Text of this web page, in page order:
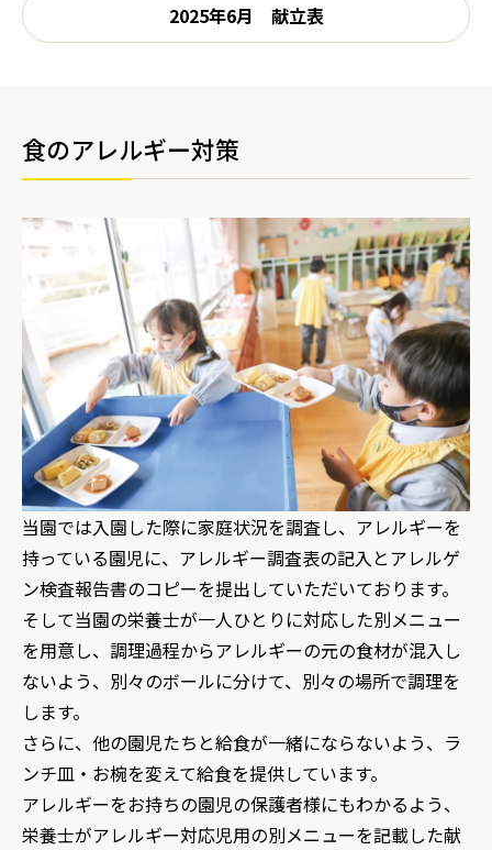
2025年6月 献立表
食のアレルギー対策
当園では入園した際に家庭状況を調査し、アレルギーを
持っている園児に、アレルギー調査表の記入とアレルゲ
ン検査報告書のコピーを提出していただいております。
そして当園の栄養士が一人ひとりに対応した別メニュー
を用意し、調理過程からアレルギーの元の食材が混入し
ないよう、別々のボールに分けて、別々の場所で調理を
します。
さらに、他の園児たちと給食が一緒にならないよう、ラ
ンチ皿・お椀を変えて給食を提供しています。
アレルギーをお持ちの園児の保護者様にもわかるよう、
栄養士がアレルギー対応児用の別メニューを記載した献